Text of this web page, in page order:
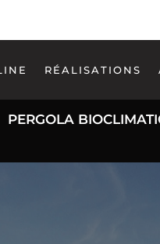
RÉALISATIONS
PERGOLA